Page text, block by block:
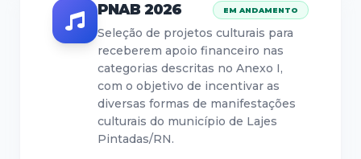
PNAB 2026 EM ANDAMENTO
Seleção de projetos culturais para
receberem apoio financeiro nas
categorias descritas no Anexo I,
com o objetivo de incentivar as
diversas formas de manifestações
culturais do município de Lajes
Pintadas/RN.